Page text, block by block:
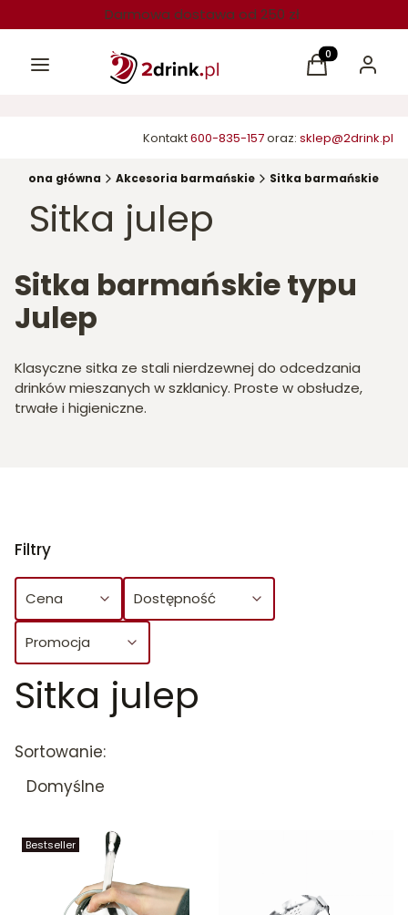
Darmowa dostawa od 250 zł
Menu Produkty w
Koszyk Zaloguj
Kontakt600-835-157oraz: sklep@2drink.pl
Strona główna Akcesoria barmańskie Sitka barmańskie
Sitka julep
Sitka barmańskie typu
Julep
Klasyczne sitka ze stali nierdzewnej do odcedzania
drinków mieszanych w szklanicy. Proste w obsłudze,
trwałe i higieniczne.
Filtry
Cena Dostępność
Promocja
Koniec filtrów
Sitka julep
Lista produktów
Sortowanie:
Domyślne
Bestseller